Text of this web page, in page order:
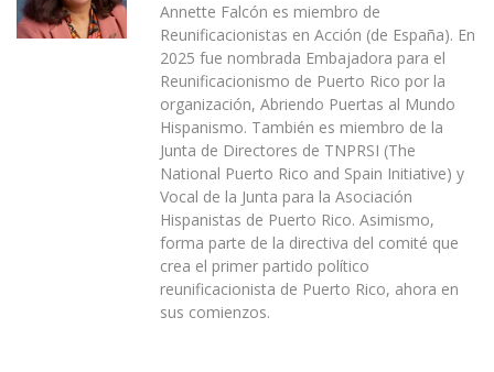
Annette Falcón es miembro de
Reunificacionistas en Acción (de España). En
2025 fue nombrada Embajadora para el
Reunificacionismo de Puerto Rico por la
organización, Abriendo Puertas al Mundo
Hispanismo. También es miembro de la
Junta de Directores de TNPRSI (The
National Puerto Rico and Spain Initiative) y
Vocal de la Junta para la Asociación
Hispanistas de Puerto Rico. Asimismo,
forma parte de la directiva del comité que
crea el primer partido político
reunificacionista de Puerto Rico, ahora en
sus comienzos.